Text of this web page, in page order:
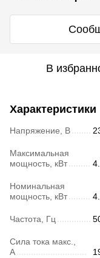
В
Характеристики
Напряжение, В
Максимальная
мощность, кВт
Номинальная
мощность, кВт
Частота, Гц
Сила тока макс.,
А